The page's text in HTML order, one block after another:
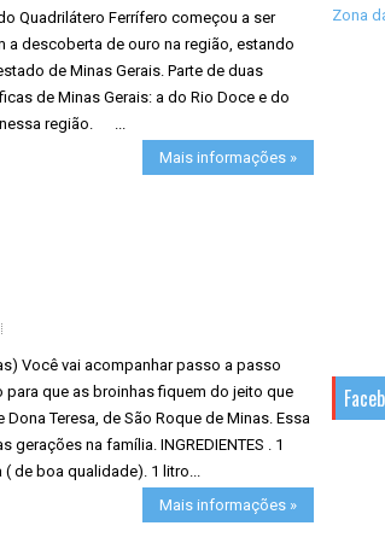
Quadrilátero Ferrífero começou a ser
a descoberta de ouro na região, estando
de Minas Gerais. Parte de duas
de Minas Gerais: a do Rio Doce e do
nessa região. ...
Mais informações »
Você vai acompanhar passo a passo
para que as broinhas fiquem do jeito que
Teresa, de São Roque de Minas. Essa
gerações na família. INGREDIENTES . 1
de boa qualidade). 1 litro...
Mais informações »
Zona